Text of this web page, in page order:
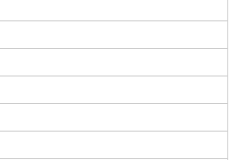
- 20" - 5μm -28mm - 65mm - DOE
，如特殊内径、外径、长度、端盖等。